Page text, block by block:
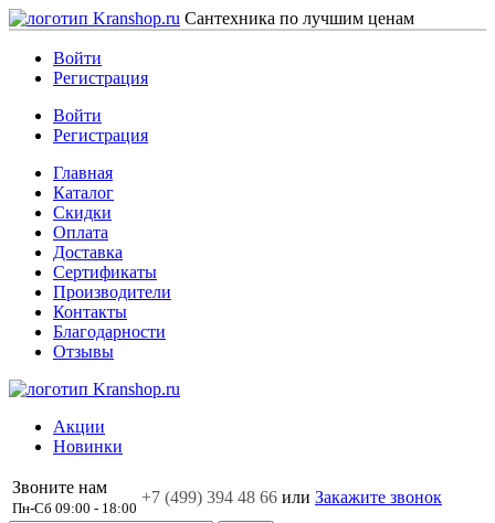
Сантехника по лучшим ценам
Войти
Регистрация
Войти
Регистрация
Главная
Каталог
Скидки
Оплата
Доставка
Сертификаты
Производители
Контакты
Благодарности
Отзывы
Акции
Новинки
Звоните нам
Пн-Сб 09:00 - 18:00
+7 (499) 394 48 66 или Закажите звонок